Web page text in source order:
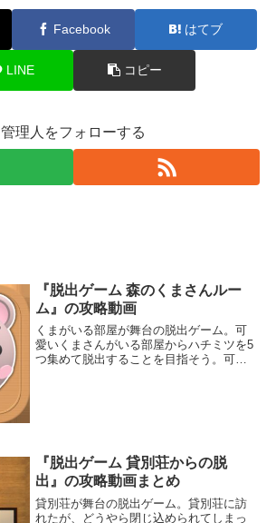
Facebook はてブ
LINE コピー
管理人をフォローする
『脱出ゲーム 森のくまさんルー
ム』の攻略動画
くまがいる部屋が舞台の脱出ゲーム。可
愛いくまさんがいる部屋からハチミツを5
つ集めて脱出することを目指そう。可愛
『脱出ゲーム 貸別荘からの脱
出』の攻略動画まとめ
貸別荘が舞台の脱出ゲーム。貸別荘に訪
れたが、どうやら閉じ込められてしまっ